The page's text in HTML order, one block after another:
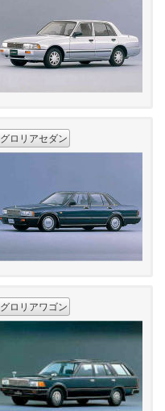
グロリアセダン
グロリアワゴン